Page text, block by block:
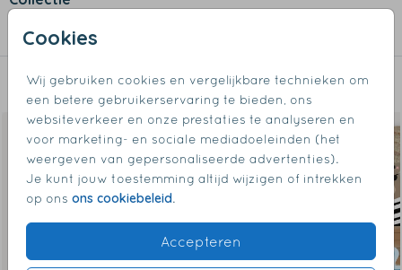
Cookies
Wij gebruiken cookies en vergelijkbare technieken om
een betere gebruikerservaring te bieden, ons
websiteverkeer en onze prestaties te analyseren en
voor marketing- en sociale mediadoeleinden (het
weergeven van gepersonaliseerde advertenties).
Je kunt jouw toestemming altijd wijzigen of intrekken
op ons ons cookiebeleid.
Accepteren
Tandendoosjes
Dit vind je misschien ook leuk